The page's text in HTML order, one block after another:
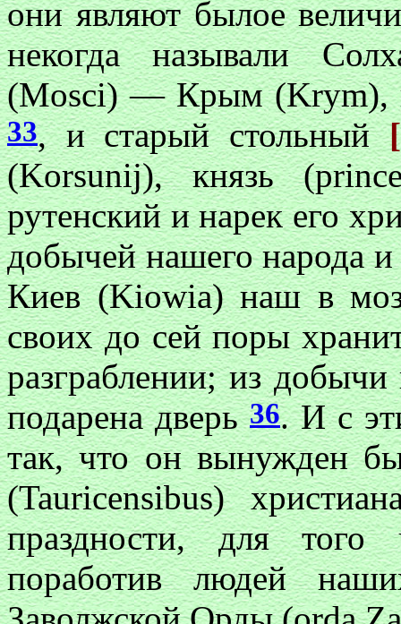
они являют былое
некогда называли
(Mosci) — Крым (Krym),
33, и старый стольный
(Korsunij), князь
рутенский и нарек его
добычей нашего народа
Киев (Kiowia) наш в
своих до сей поры
разграблении; из добычи
подарена дверь36. И с
так, что он вынужден
(Tauricensibus)
праздности, для
поработив людей